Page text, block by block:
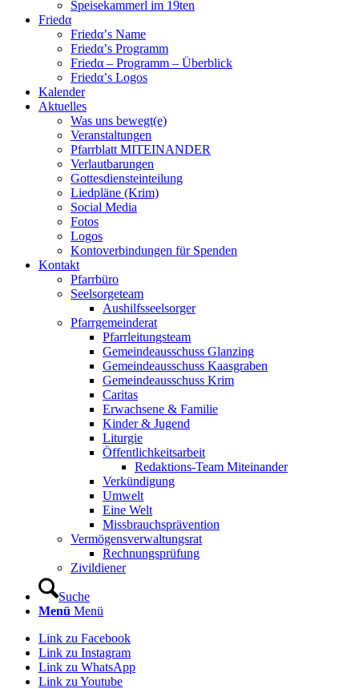
Speisekammerl im 19ten
Friedα
Friedα’s Name
Friedα’s Programm
Friedα – Programm – Überblick
Friedα’s Logos
Kalender
Aktuelles
Was uns bewegt(e)
Veranstaltungen
Pfarrblatt MITEINANDER
Verlautbarungen
Gottesdiensteinteilung
Liedpläne (Krim)
Social Media
Fotos
Logos
Kontoverbindungen für Spenden
Kontakt
Pfarrbüro
Seelsorgeteam
Aushilfsseelsorger
Pfarrgemeinderat
Pfarrleitungsteam
Gemeindeausschuss Glanzing
Gemeindeausschuss Kaasgraben
Gemeindeausschuss Krim
Caritas
Erwachsene & Familie
Kinder & Jugend
Liturgie
Öffentlichkeitsarbeit
Redaktions-Team Miteinander
Verkündigung
Umwelt
Eine Welt
Missbrauchsprävention
Vermögensverwaltungsrat
Rechnungsprüfung
Zivildiener
Suche
Menü Menü
Link zu Facebook
Link zu Instagram
Link zu WhatsApp
Link zu Youtube